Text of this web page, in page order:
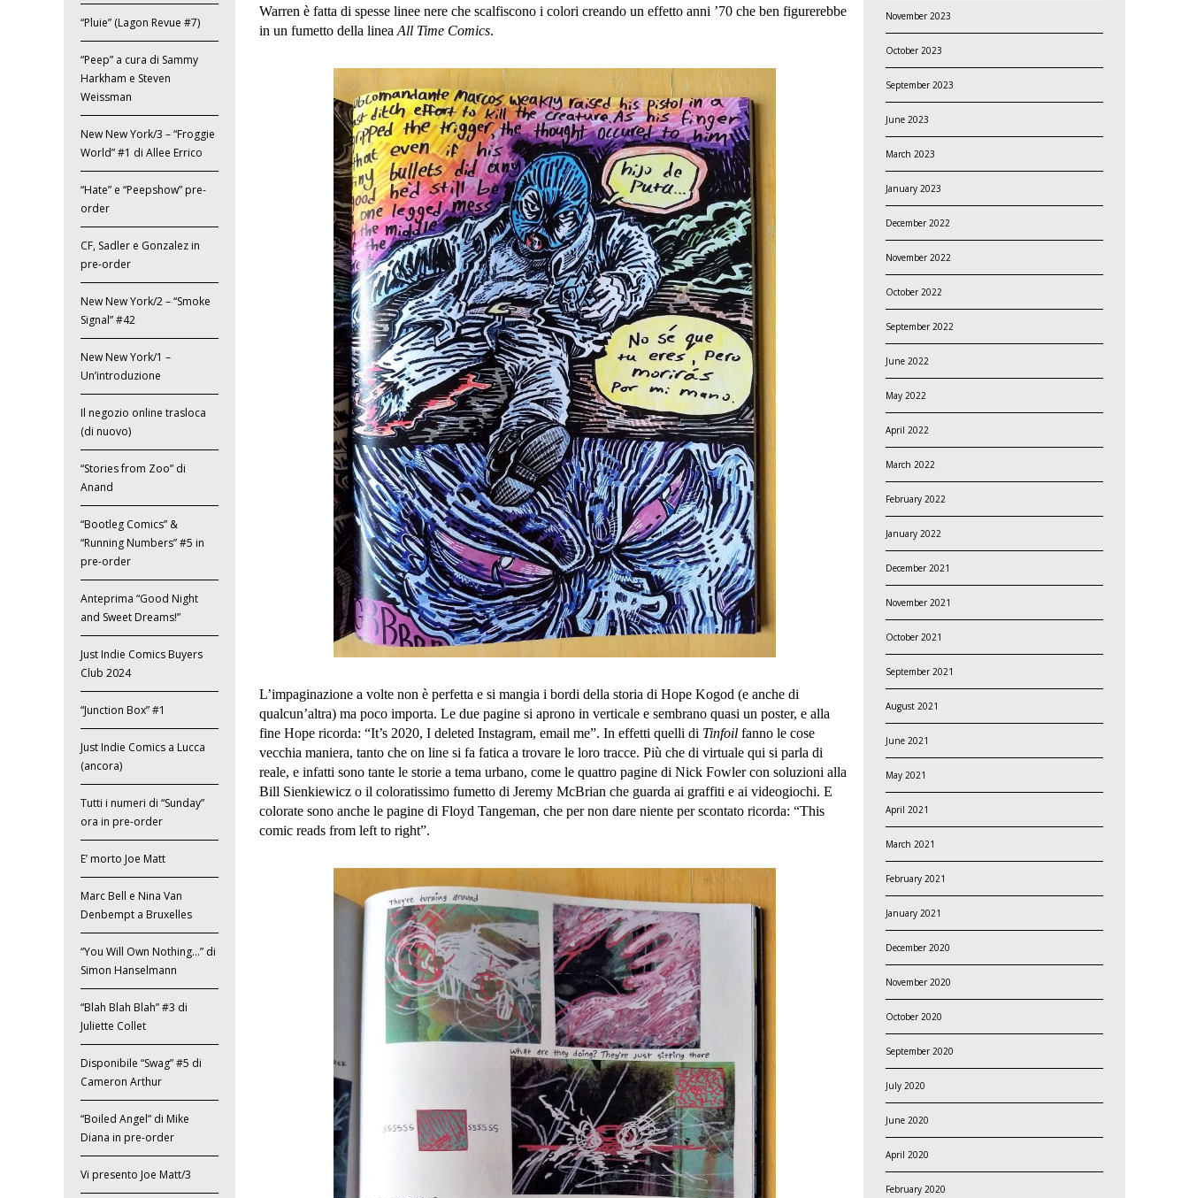
Warren è fatta di spesse linee nere che scalfiscono i colori creando un effetto anni ’70 che ben figurerebbe
in un fumetto della lineaAll Time Comics.
L’impaginazione a volte non è perfetta e si mangia i bordi della storia di Hope Kogod (e anche di
qualcun’altra) ma poco importa. Le due pagine si aprono in verticale e sembrano quasi un poster, e alla
fine Hope ricorda: “It’s 2020, I deleted Instagram, email me”. In effetti quelli di Tinfoil fanno le cose
vecchia maniera, tanto che on line si fa fatica a trovare le loro tracce. Più che di virtuale qui si parla di
reale, e infatti sono tante le storie a tema urbano, come le quattro pagine di Nick Fowler con soluzioni alla
Bill Sienkiewicz o il coloratissimo fumetto di Jeremy McBrian che guarda ai graffiti e ai videogiochi. E
colorate sono anche le pagine di Floyd Tangeman, che per non dare niente per scontato ricorda: “This
comic reads from left to right”.
“Pluie” (Lagon Revue #7)
“Peep” a cura di Sammy
Harkham e Steven
Weissman
New New York/3 – “Froggie
World” #1 di Allee Errico
“Hate” e “Peepshow” pre-
order
CF, Sadler e Gonzalez in
pre-order
New New York/2 – “Smoke
Signal” #42
New New York/1 –
Un’introduzione
Il negozio online trasloca
(di nuovo)
“Stories from Zoo” di
Anand
“Bootleg Comics” &
“Running Numbers” #5 in
pre-order
Anteprima “Good Night
and Sweet Dreams!”
Just Indie Comics Buyers
Club 2024
“Junction Box” #1
Just Indie Comics a Lucca
(ancora)
Tutti i numeri di “Sunday”
ora in pre-order
E’ morto Joe Matt
Marc Bell e Nina Van
Denbempt a Bruxelles
“You Will Own Nothing…” di
Simon Hanselmann
“Blah Blah Blah” #3 di
Juliette Collet
Disponibile “Swag” #5 di
Cameron Arthur
“Boiled Angel” di Mike
Diana in pre-order
Vi presento Joe Matt/3
November 2023
October 2023
September 2023
June 2023
March 2023
January 2023
December 2022
November 2022
October 2022
September 2022
June 2022
May 2022
April 2022
March 2022
February 2022
January 2022
December 2021
November 2021
October 2021
September 2021
August 2021
June 2021
May 2021
April 2021
March 2021
February 2021
January 2021
December 2020
November 2020
October 2020
September 2020
July 2020
June 2020
April 2020
February 2020